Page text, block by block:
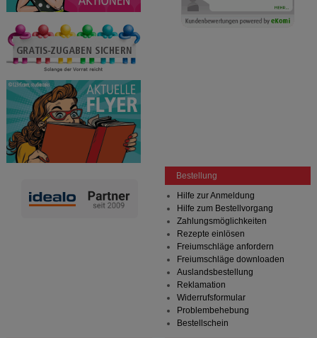
Bestellung
Hilfe zur Anmeldung
Hilfe zum Bestellvorgang
Zahlungsmöglichkeiten
Rezepte einlösen
Freiumschläge anfordern
Freiumschläge downloaden
Auslandsbestellung
Reklamation
Widerrufsformular
Problembehebung
Bestellschein